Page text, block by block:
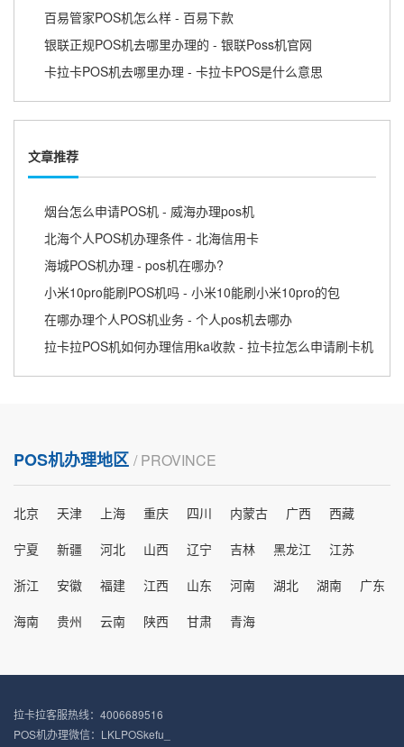
百易管家POS机怎么样 - 百易下款
银联正规POS机去哪里办理的 - 银联Poss机官网
卡拉卡POS机去哪里办理 - 卡拉卡POS是什么意思
文章推荐
烟台怎么申请POS机 - 威海办理pos机
北海个人POS机办理条件 - 北海信用卡
海城POS机办理 - pos机在哪办?
小米10pro能刷POS机吗 - 小米10能刷小米10pro的包
在哪办理个人POS机业务 - 个人pos机去哪办
拉卡拉POS机如何办理信用ka收款 - 拉卡拉怎么申请刷卡机
POS机办理地区 / PROVINCE
北京 天津 上海 重庆 四川 内蒙古 广西
西藏
宁夏
新疆 河北 山西 辽宁 吉林 黑龙江
江苏
浙江
安徽 福建 江西 山东 河南 湖北 湖南
广东
海南
贵州 云南 陕西 甘肃 青海
拉卡拉客服热线：4006689516
POS机办理微信：LKLPOSkefu_